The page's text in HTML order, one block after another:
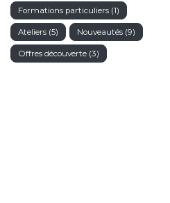
Formations particuliers (1)
Ateliers (5) Nouveautés (9)
Offres découverte (3)